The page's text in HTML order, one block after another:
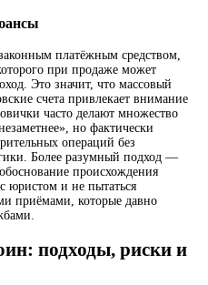
платёжным средством,
при продаже может
Это значит, что массовый
счета привлекает внимание
часто делают множество
но фактически
операций без
Более разумный подход —
происхождения
с юристом и не пытаться
приёмами, которые давно
подходы, риски и